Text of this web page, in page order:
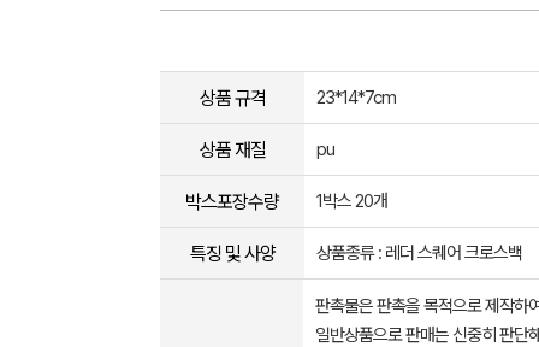
상품 규격 23*14*7cm
상품 재질 pu
박스포장수량 1박스 20개
특징 및 사양 상품종류 : 레더 스퀘어 크로스백
판촉물은 판촉을 목적으로 제작하
일반상품으로 판매는 신중히 판단